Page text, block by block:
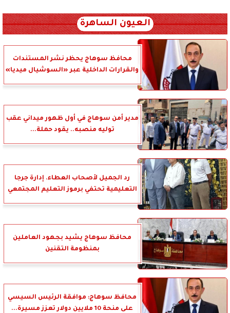
العيون الساهرة
محافظ سوهاج يحظر نشر المستندات
والقرارات الداخلية عبر «السوشيال ميديا»
مدير أمن سوهاج في أول ظهور ميداني عقب
توليه منصبه.. يقود حملة...
رد الجميل لأصحاب العطاء. إدارة جرجا
التعليمية تحتفي برموز التعليم المجتمعي
محافظ سوهاج يشيد بجهود العاملين
بمنظومة التقنين
محافظ سوهاج: موافقة الرئيس السيسي
على منحة 10 ملايين دولار تعزز مسيرة...